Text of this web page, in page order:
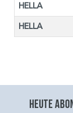
HELLA
HELLA
Heute